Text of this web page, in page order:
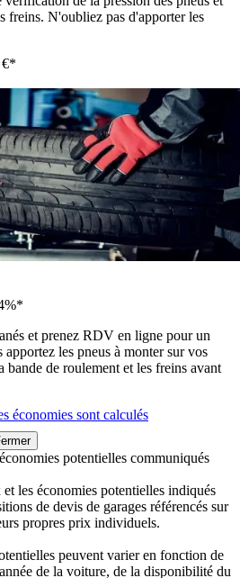
freins. N'oubliez pas d'apporter les
€*
et prenez RDV en ligne pour un
apportez les pneus à monter sur vos
bande de roulement et les freins avant
économies sont calculés
potentielles communiqués
les économies potentielles indiqués
de devis de garages référencés sur
propres prix individuels.
peuvent varier en fonction de
de la voiture, de la disponibilité du